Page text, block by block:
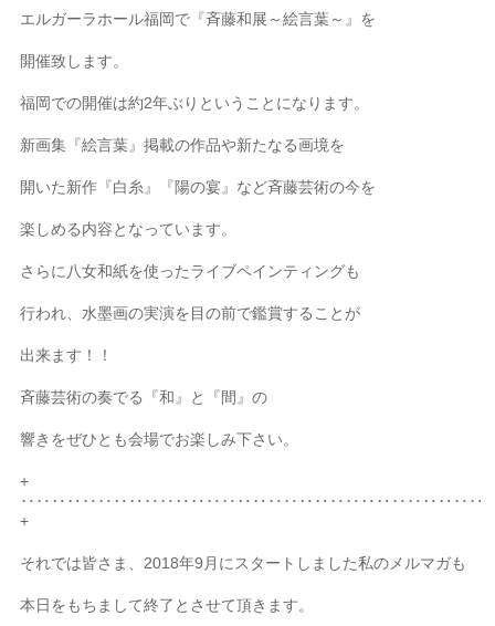
エルガーラホール福岡で『斉藤和展～絵言葉～』を
開催致します。
福岡での開催は約2年ぶりということになります。
新画集『絵言葉』掲載の作品や新たなる画境を
開いた新作『白糸』『陽の宴』など斉藤芸術の今を
楽しめる内容となっています。
さらに八女和紙を使ったライブペインティングも
行われ、水墨画の実演を目の前で鑑賞することが
出来ます！！
斉藤芸術の奏でる『和』と『間』の
響きをぜひとも会場でお楽しみ下さい。
+
+
それでは皆さま、2018年9月にスタートしました私のメルマガも
本日をもちまして終了とさせて頂きます。